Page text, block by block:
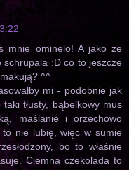
mnie ominelo! A jako że
:D co to jeszcze
^^
mi - podobnie jak
tłusty, bąbelkowy mus
maślanie i orzechowo
nie lubię, więc w sumie
bo to właśnie
Ciemna czekolada to